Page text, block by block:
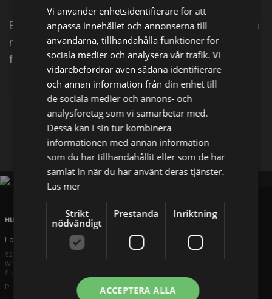
Bluey och hennes syster Bingo är fulla av energi och
nyfikenhet. De älskar att leka och att få med sig sina
föräldrar i lekarna, helst pappa.
Facebook X
HUVUDKONTOR
London
52 Brook Street
W1K 5DS London
Storbritannien
P: +44 203 608 8181
Vi använder enhetsidentifierare för att
anpassa innehållet och annonserna till
användarna, tillhandahålla funktioner för
sociala medier och analysera vår trafik. Vi
vidarebefordrar även sådana identifierare
och annan information från din enhet till
de sociala medier och annons- och
analysföretag som vi samarbetar med.
Dessa kan i sin tur kombinera
informationen med annan information
som du har tillhandahållit eller som de har
samlat in när du har använt deras tjänster.
Läs mer
Strikt
nödvändigt
Prestanda Inriktning
ACCEPTERA ALLA